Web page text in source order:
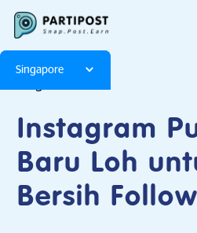
Singapore
Instagram
Baru Loh
Bersih